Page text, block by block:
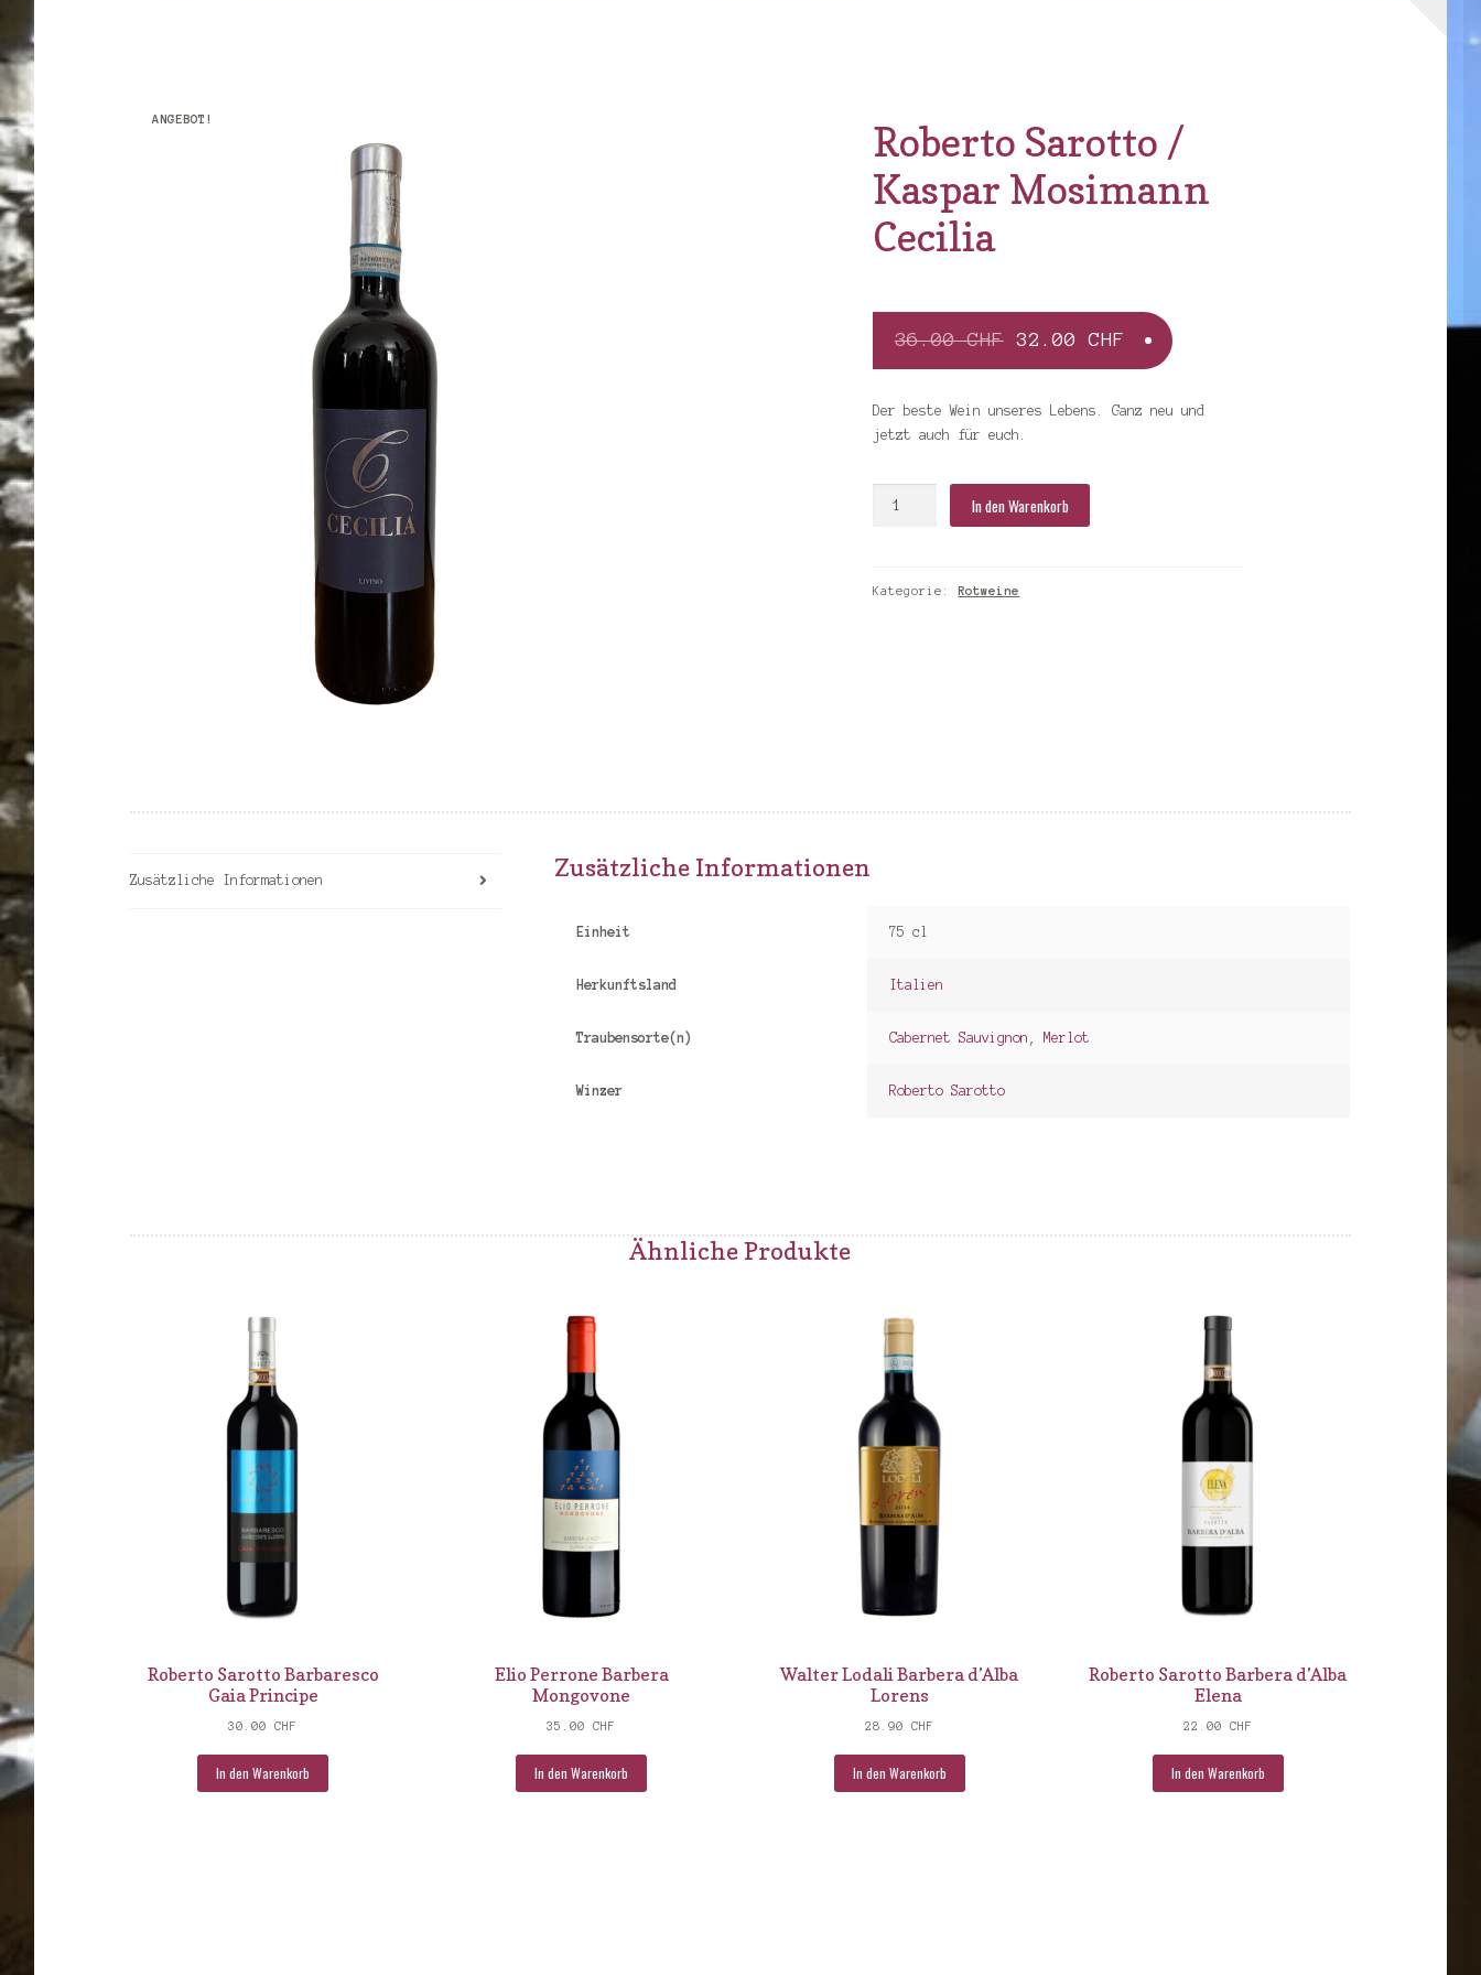
ANGEBOT!
Roberto Sarotto /
Kaspar Mosimann
Cecilia
36.00CHF Ursprünglicher
Preis
war:
36.00 CHF
32.00CHF Aktueller
Preis
ist:
Der beste Wein unseres Lebens. Ganz neu und
jetzt auch für euch.
Mosimann
In den Warenkorb
Kategorie:Rotweine
Zusätzliche Informationen Zusätzliche Informationen
Einheit 75 cl
Herkunftsland Italien
Traubensorte(n) Cabernet Sauvignon Merlot
Winzer Roberto Sarotto
Ähnliche Produkte
Roberto Sarotto Barbaresco
Gaia Principe
30.00CHF
In den Warenkorb
Elio Perrone Barbera
Mongovone
35.00CHF
In den Warenkorb
Walter Lodali Barbera d’Alba
Lorens
28.90 CHF
In den Warenkorb
Roberto Sarotto Barbera d’Alba
Elena
22.00 CHF
In den Warenkorb